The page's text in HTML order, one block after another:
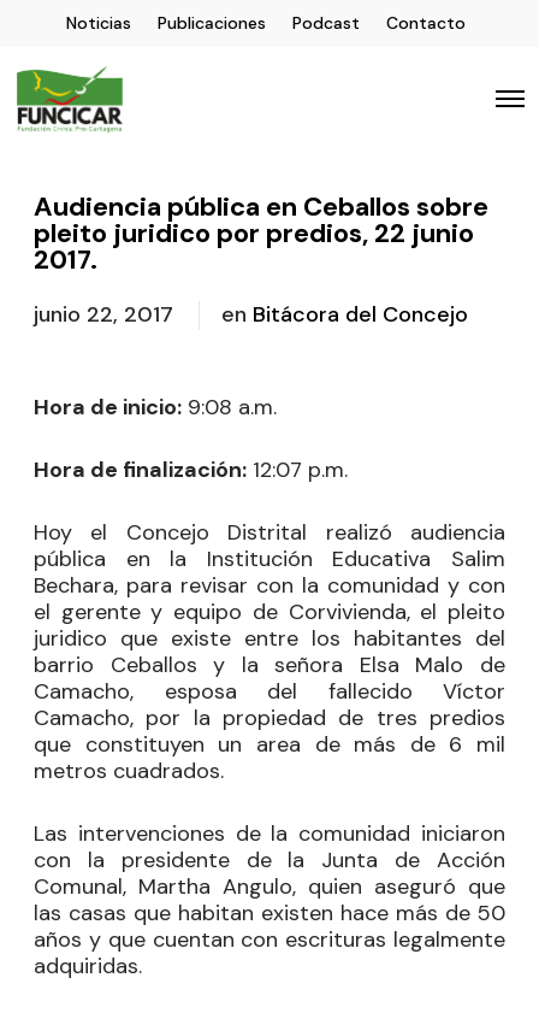
Noticias Publicaciones Podcast Contacto
Audiencia pública en Ceballos sobre
pleito juridico por predios, 22 junio
2017.
junio 22, 2017 en Bitácora del Concejo
Hora de inicio: 9:08 a.m.
Hora de finalización: 12:07 p.m.
Hoy el Concejo Distrital realizó audiencia
pública en la Institución Educativa Salim
Bechara, para revisar con la comunidad y con
el gerente y equipo de Corvivienda, el pleito
juridico que existe entre los habitantes del
barrio Ceballos y la señora Elsa Malo de
Camacho, esposa del fallecido Víctor
Camacho, por la propiedad de tres predios
que constituyen un area de más de 6 mil
metros cuadrados.
Las intervenciones de la comunidad iniciaron
con la presidente de la Junta de Acción
Comunal, Martha Angulo, quien aseguró que
las casas que habitan existen hace más de 50
años y que cuentan con escrituras legalmente
adquiridas.